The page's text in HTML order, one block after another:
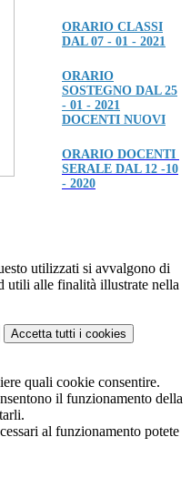
ORARIO CLASSI
DAL 07 - 01 - 2021
ORARIO
SOSTEGNO DAL 25
- 01 - 2021
DOCENTI NUOVI
ORARIO DOCENTI
SERALE DAL 12 -10
- 2020
utilizzati si avvalgono di
utili alle finalità illustrate nella
Accetta tutti i cookies
quali cookie consentire.
il funzionamento della
al funzionamento potete